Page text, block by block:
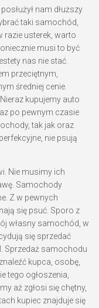
nam dłuższy
taki samochód,
razie usterek, warto
musi to być
nas nie stać.
przeciętnym,
średniej cenie.
kupujemy auto
po pewnym czasie
tak jak oraz
nie psują
Nie musimy ich
Samochody
Z w pewnych
się psuć. Sporo z
własny samochód, w
się sprzedać
Sprzedaż samochodu
kupca, osobę,
tego ogłoszenia,
aż zgłosi się chętny,
kupiec znajduje się